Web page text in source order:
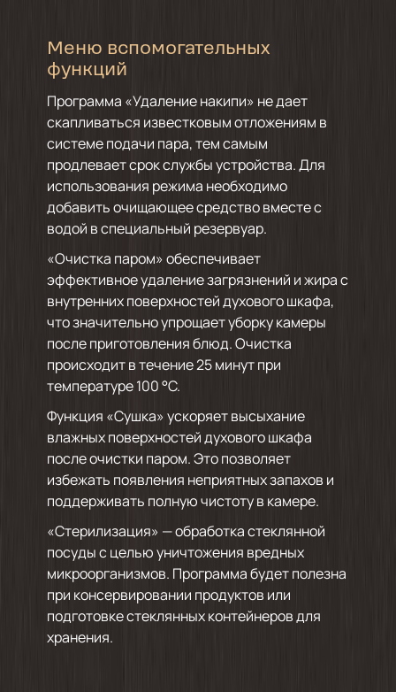
Меню вспомогательных
функций
Программа «Удаление накипи» не дает
скапливаться известковым отложениям в
системе подачи пара, тем самым
продлевает срок службы устройства. Для
использования режима необходимо
добавить очищающее средство вместе с
водой в специальный резервуар.
«Очистка паром» обеспечивает
эффективное удаление загрязнений и жира с
внутренних поверхностей духового шкафа,
что значительно упрощает уборку камеры
после приготовления блюд. Очистка
происходит в течение 25 минут при
температуре 100 °C.
Функция «Сушка» ускоряет высыхание
влажных поверхностей духового шкафа
после очистки паром. Это позволяет
избежать появления неприятных запахов и
поддерживать полную чистоту в камере.
«Стерилизация» — обработка стеклянной
посуды с целью уничтожения вредных
микроорганизмов. Программа будет полезна
при консервировании продуктов или
подготовке стеклянных контейнеров для
хранения.